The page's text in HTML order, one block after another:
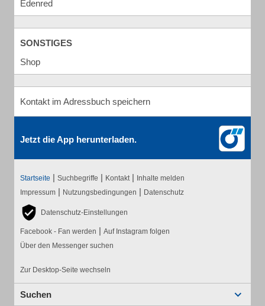
Edenred
SONSTIGES
Shop
Kontakt im Adressbuch speichern
Jetzt die App herunterladen.
Startseite | Suchbegriffe | Kontakt | Inhalte melden
Impressum | Nutzungsbedingungen | Datenschutz
Datenschutz-Einstellungen
Facebook - Fan werden | Auf Instagram folgen
Über den Messenger suchen
Zur Desktop-Seite wechseln
Suchen